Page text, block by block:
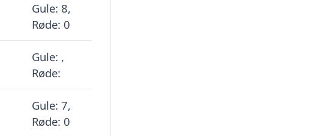
Gule: 8,
Røde: 0
Gule: ,
Røde:
Gule: 7,
Røde: 0